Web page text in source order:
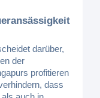
darüber,
der
profitieren
dass